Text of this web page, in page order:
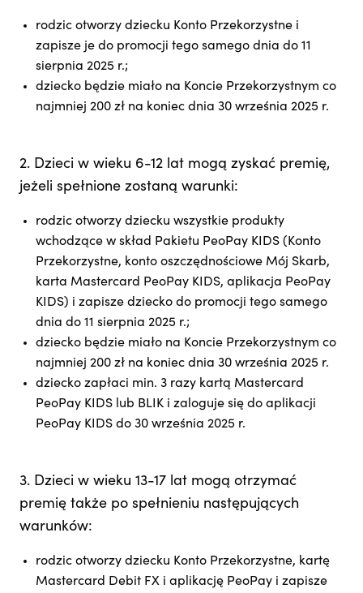
rodzic otworzy dziecku Konto Przekorzystne i
zapisze je do promocji tego samego dnia do 11
sierpnia 2025 r.;
dziecko będzie miało na Koncie Przekorzystnym co
najmniej 200 zł na koniec dnia 30 września 2025 r.
2. Dzieci w wieku 6-12 lat mogą zyskać premię,
jeżeli spełnione zostaną warunki:
rodzic otworzy dziecku wszystkie produkty
wchodzące w skład Pakietu PeoPay KIDS (Konto
Przekorzystne, konto oszczędnościowe Mój Skarb,
karta Mastercard PeoPay KIDS, aplikacja PeoPay
KIDS) i zapisze dziecko do promocji tego samego
dnia do 11 sierpnia 2025 r.;
dziecko będzie miało na Koncie Przekorzystnym co
najmniej 200 zł na koniec dnia 30 września 2025 r.
dziecko zapłaci min. 3 razy kartą Mastercard
PeoPay KIDS lub BLIK i zaloguje się do aplikacji
PeoPay KIDS do 30 września 2025 r.
3. Dzieci w wieku 13-17 lat mogą otrzymać
premię także po spełnieniu następujących
warunków:
rodzic otworzy dziecku Konto Przekorzystne, kartę
Mastercard Debit FX i aplikację PeoPay i zapisze